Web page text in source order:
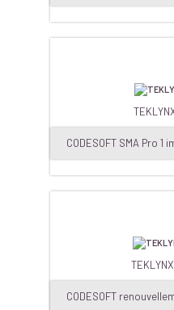
CODESOFT SMA Pro 1
CODESOFT